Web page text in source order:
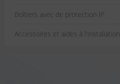
Boîtiers avec de protection IP
Accessoires et aides à l'installation